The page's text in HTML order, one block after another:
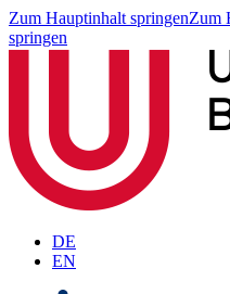
Zum Hauptinhalt springenZum
springen
DE
EN